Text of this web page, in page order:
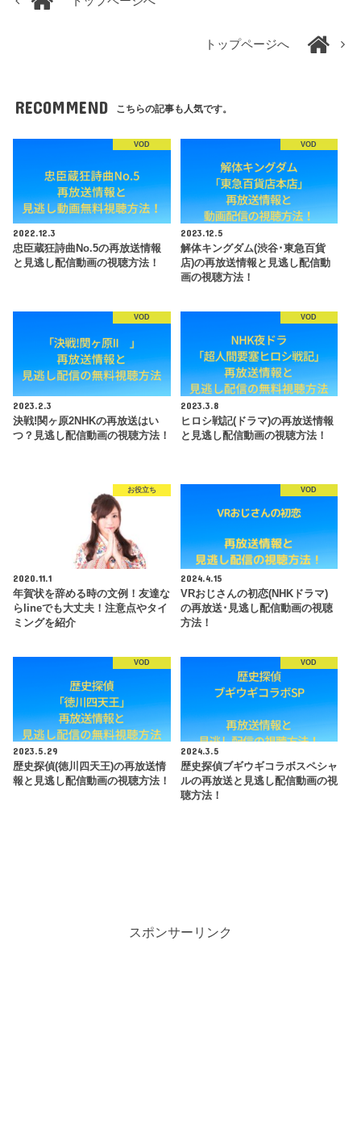
トップページへ
RECOMMEND こちらの記事も人気です。
VOD
2022.12.3
忠臣蔵狂詩曲No.5の再放送情報
と見逃し配信動画の視聴方法！
VOD
2023.12.5
解体キングダム(渋谷･東急百貨
店)の再放送情報と見逃し配信動
画の視聴方法！
VOD
2023.2.3
決戦!関ヶ原2NHKの再放送はい
つ？見逃し配信動画の視聴方法！
VOD
2023.3.8
ヒロシ戦記(ドラマ)の再放送情報
と見逃し配信動画の視聴方法！
お役立ち
2020.11.1
年賀状を辞める時の文例！友達な
らlineでも大丈夫！注意点やタイ
ミングを紹介
VOD
2024.4.15
VRおじさんの初恋(NHKドラマ)
の再放送･見逃し配信動画の視聴
方法！
VOD
2023.5.29
歴史探偵(徳川四天王)の再放送情
報と見逃し配信動画の視聴方法！
VOD
2024.3.5
歴史探偵ブギウギコラボスペシャ
ルの再放送と見逃し配信動画の視
聴方法！
スポンサーリンク